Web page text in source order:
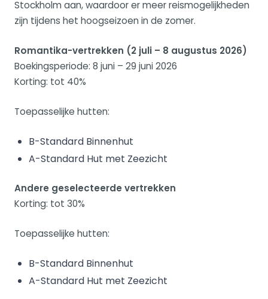
Stockholm aan, waardoor er meer reismogelijkheden
zijn tijdens het hoogseizoen in de zomer.
Romantika-vertrekken (2 juli – 8 augustus 2026)
Boekingsperiode: 8 juni – 29 juni 2026
Korting: tot 40%
Toepasselijke hutten:
B-Standard Binnenhut
A-Standard Hut met Zeezicht
Andere geselecteerde vertrekken
Korting: tot 30%
Toepasselijke hutten:
B-Standard Binnenhut
A-Standard Hut met Zeezicht